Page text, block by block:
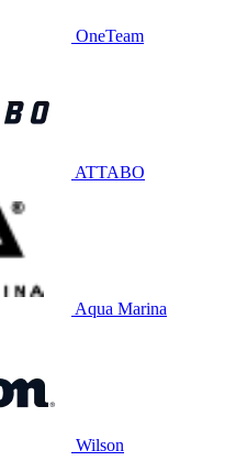
OneTeam
ATTABO
Aqua Marina
Wilson